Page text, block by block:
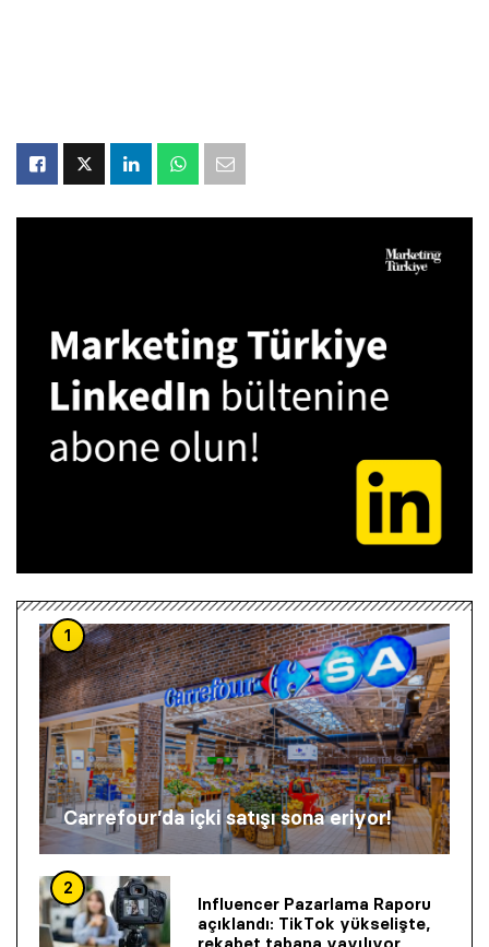
1
Carrefour’da içki satışı sona eriyor!
2
Influencer Pazarlama Raporu
açıklandı: TikTok yükselişte,